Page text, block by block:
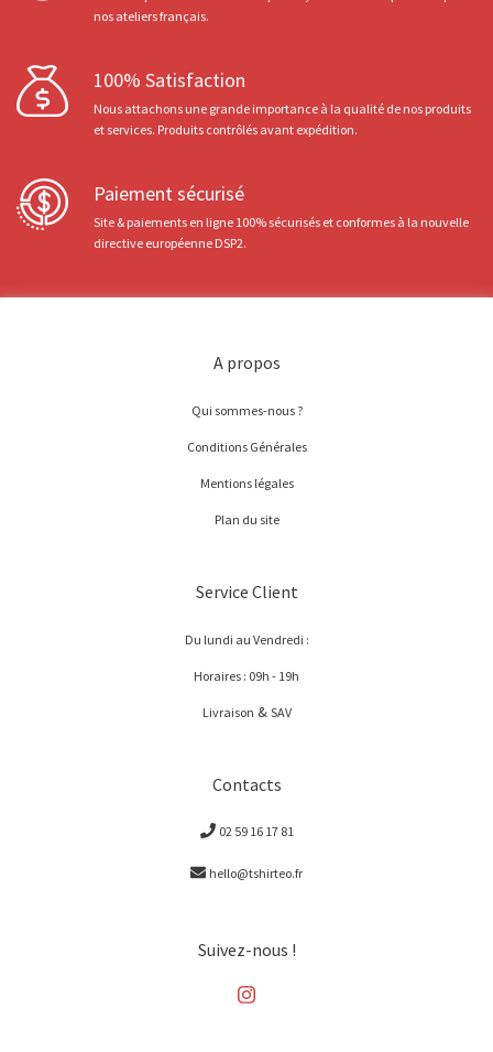
nos ateliers français.
100% Satisfaction
Nous attachons une grande importance à la qualité de nos produits
et services. Produits contrôlés avant expédition.
Paiement sécurisé
Site & paiements en ligne 100% sécurisés et conformes à la nouvelle
directive européenne DSP2.
A propos
Qui sommes-nous ?
Conditions Générales
Mentions légales
Plan du site
Service Client
Du lundi au Vendredi :
Horaires : 09h - 19h
Livraison & SAV
Contacts
02 59 16 17 81
hello@tshirteo.fr
Suivez-nous !